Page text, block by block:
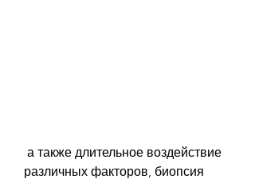
различных факторов, биопсия